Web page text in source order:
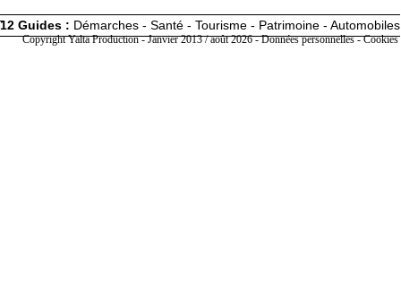
12 Guides : Démarches - Santé - Tourisme - Patrimoine - Automobiles
Copyright Yalta Production - Janvier 2013 / août 2026 -Données personnelles -